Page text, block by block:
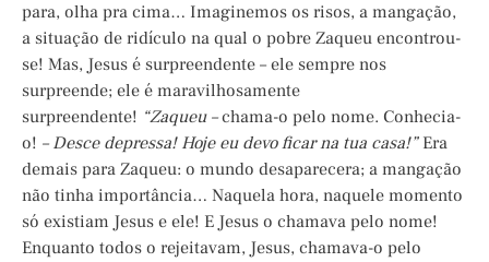
para, olha pra cima… Imaginemos os risos, a mangação,
a situação de ridículo na qual o pobre Zaqueu encontrou-
se! Mas, Jesus é surpreendente – ele sempre nos
surpreende; ele é maravilhosamente
surpreendente! “Zaqueu –chama-o pelo nome. Conhecia-
o! – Desce depressa! Hoje eu devo ficar na tua casa!”Era
demais para Zaqueu: o mundo desaparecera; a mangação
não tinha importância… Naquela hora, naquele momento
só existiam Jesus e ele! E Jesus o chamava pelo nome!
Enquanto todos o rejeitavam, Jesus, chamava-o pelo